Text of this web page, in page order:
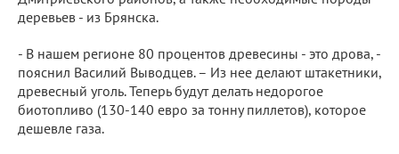
деревьев - из Брянска.
- В нашем регионе 80 процентов древесины - это дрова, -
пояснил Василий Выводцев. – Из нее делают штакетники,
древесный уголь. Теперь будут делать недорогое
биотопливо (130-140 евро за тонну пиллетов), которое
дешевле газа.